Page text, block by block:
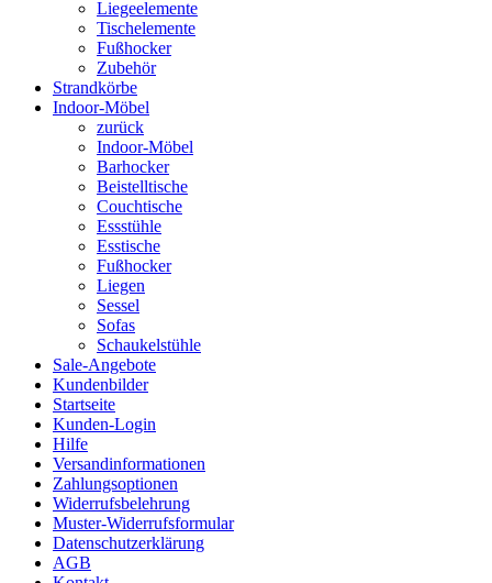
Liegeelemente
Tischelemente
Fußhocker
Zubehör
Strandkörbe
Indoor-Möbel
zurück
Indoor-Möbel
Barhocker
Beistelltische
Couchtische
Essstühle
Esstische
Fußhocker
Liegen
Sessel
Sofas
Schaukelstühle
Sale-Angebote
Kundenbilder
Startseite
Kunden-Login
Hilfe
Versandinformationen
Zahlungsoptionen
Widerrufsbelehrung
Muster-Widerrufsformular
Datenschutzerklärung
AGB